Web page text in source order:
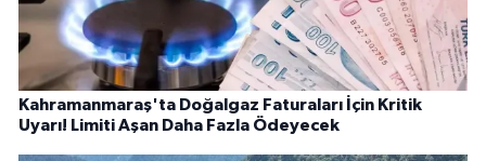
Kahramanmaraş'ta Doğalgaz Faturaları İçin Kritik
Uyarı! Limiti Aşan Daha Fazla Ödeyecek